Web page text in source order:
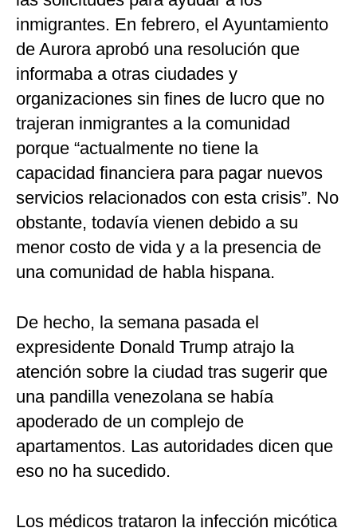
inmigrantes. En febrero, el Ayuntamiento
de Aurora aprobó una resolución que
informaba a otras ciudades y
organizaciones sin fines de lucro que no
trajeran inmigrantes a la comunidad
porque “actualmente no tiene la
capacidad financiera para pagar nuevos
servicios relacionados con esta crisis”. No
obstante, todavía vienen debido a su
menor costo de vida y a la presencia de
una comunidad de habla hispana.
De hecho, la semana pasada el
expresidente Donald Trump atrajo la
atención sobre la ciudad tras sugerir que
una pandilla venezolana se había
apoderado de un complejo de
apartamentos. Las autoridades dicen que
eso no ha sucedido.
Los médicos trataron la infección micótica